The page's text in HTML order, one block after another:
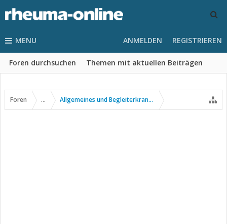
MENU
Foren durchsuchen Themen mit aktuellen Beiträgen
ANMELDEN REGISTRIEREN
Foren ... Allgemeines und Begleiterkrankungen